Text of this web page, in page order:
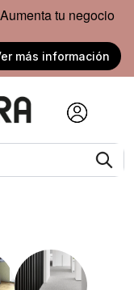
Aumenta tu negocio
más información